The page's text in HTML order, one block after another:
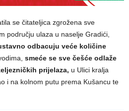
se čitateljica zgrožena sve
području ulaza u naselje Gradići,
odbacuju veće količine
smeće se sve češće odlaže
prijelaza, u Ulici kralja
i na kolnom putu prema Kušancu te